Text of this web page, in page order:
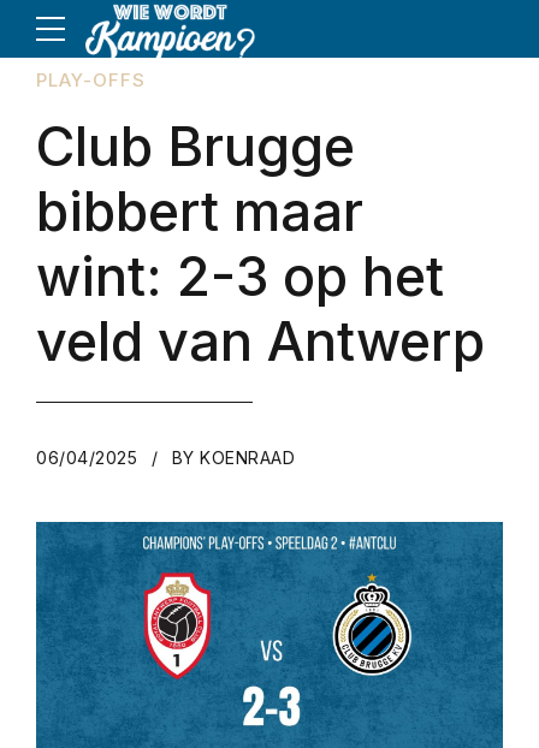
PLAY-OFFS
Club Brugge
bibbert maar
wint: 2-3 op het
veld van Antwerp
06/04/2025 BY KOENRAAD